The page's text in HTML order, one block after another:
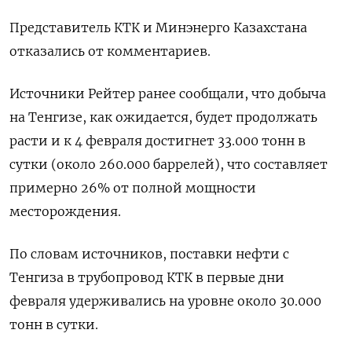
Представитель КТК и Минэнерго Казахстана
отказались от комментариев.
Источники Рейтер ранее сообщали, что добыча
на ​Тенгизе, как ожидается, будет продолжать
расти и к 4 февраля достигнет 33.000 тонн в
сутки (около 260.000 баррелей), что составляет
примерно 26% от полной ⁠мощности
месторождения.
По словам источников, поставки нефти с
Тенгиза ‍в трубопровод КТК в первые дни
февраля удерживались на уровне около 30.000
тонн в ‌сутки.